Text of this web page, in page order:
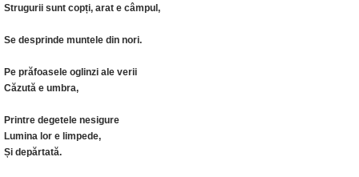
Strugurii sunt copți, arat e câmpul,
Se desprinde muntele din nori.
Pe prăfoasele oglinzi ale verii
Căzută e umbra,
Printre degetele nesigure
Lumina lor e limpede,
Și depărtată.